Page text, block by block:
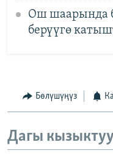
Ош шаарында
берүүгө
Бөлүшүңүз
Дагы